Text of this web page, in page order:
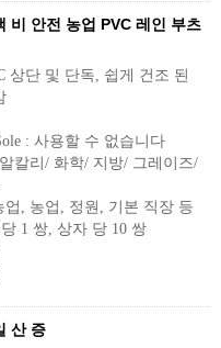
비 안전 농업 PVC 레인 부츠
상단 및 단독, 쉽게 건조 된
: 사용할 수 없습니다
칼리/ 화학/ 지방/ 그레이즈/
, 농업, 정원, 기본 직장 등
1 쌍, 상자 당 10 쌍
산 증